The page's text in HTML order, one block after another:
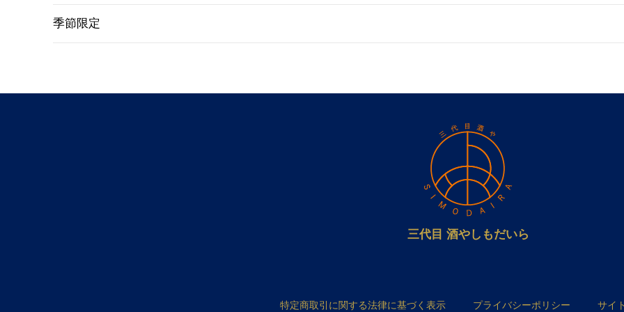
季節限定
三代目 酒やしもだいら
特定商取引に関する法律に基づく表示 プライバシーポリシー サイ